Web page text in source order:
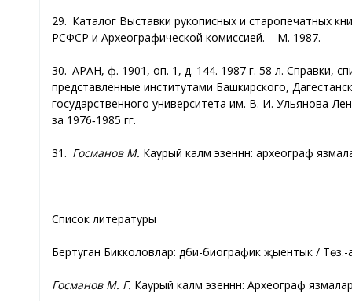
29. Каталог Выставки рукописных и старопечатных
РСФСР и Археографической комиссией. – М. 1987.
30. АРАН, ф. 1901, оп. 1, д. 144. 1987 г. 58 л. Справки,
представленные институтами Башкирского,
государственного университета им. В. И. Ульянова-
за 1976‑1985 гг.
31. Госманов М. Каурый каләм эзеннән: археограф
Список литературы
Бертуган Бикколовлар: әдәби-биографик җыентык /
Госманов М. Г. Каурый каләм эзеннән: Археограф